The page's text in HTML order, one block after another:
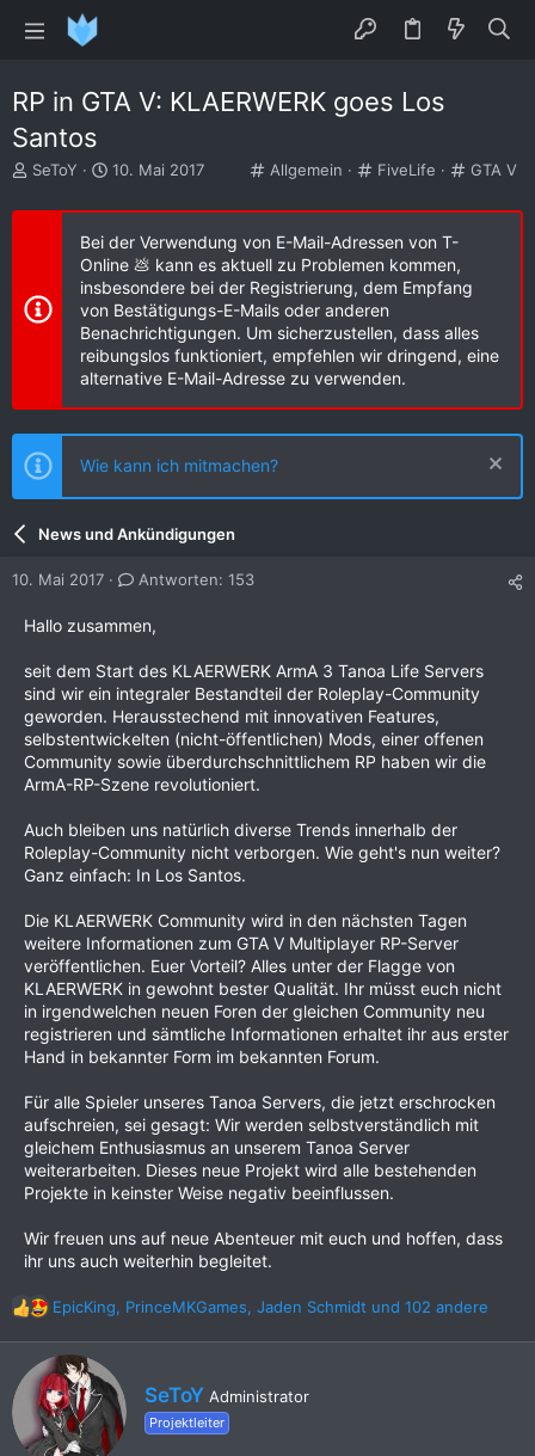
RP in GTA V: KLAERWERK goes Los
Santos
K
t
e
g
o
r
i
e
Allgemein
K
t
g
o
r
i
e
FiveLife
K
t
r
e
GTA V
E
s
l
e
SeToY
E
s
t
e
l
l
t
a
m
10. Mai 2017
Bei der Verwendung von E-Mail-Adressen von T-
Online 💩 kann es aktuell zu Problemen kommen,
insbesondere bei der Registrierung, dem Empfang
von Bestätigungs-E-Mails oder anderen
Benachrichtigungen. Um sicherzustellen, dass alles
reibungslos funktioniert, empfehlen wir dringend, eine
alternative E-Mail-Adresse zu verwenden.
Wie kann ich mitmachen?
News und Ankündigungen
10. Mai 2017 Antworten: 153
Hallo zusammen,
seit dem Start des KLAERWERK ArmA 3 Tanoa Life Servers
sind wir ein integraler Bestandteil der Roleplay-Community
geworden. Herausstechend mit innovativen Features,
selbstentwickelten (nicht-öffentlichen) Mods, einer offenen
Community sowie überdurchschnittlichem RP haben wir die
ArmA-RP-Szene revolutioniert.
Auch bleiben uns natürlich diverse Trends innerhalb der
Roleplay-Community nicht verborgen. Wie geht's nun weiter?
Ganz einfach: In Los Santos.
Die KLAERWERK Community wird in den nächsten Tagen
weitere Informationen zum GTA V Multiplayer RP-Server
veröffentlichen. Euer Vorteil? Alles unter der Flagge von
KLAERWERK in gewohnt bester Qualität. Ihr müsst euch nicht
in irgendwelchen neuen Foren der gleichen Community neu
registrieren und sämtliche Informationen erhaltet ihr aus erster
Hand in bekannter Form im bekannten Forum.
Für alle Spieler unseres Tanoa Servers, die jetzt erschrocken
aufschreien, sei gesagt: Wir werden selbstverständlich mit
gleichem Enthusiasmus an unserem Tanoa Server
weiterarbeiten. Dieses neue Projekt wird alle bestehenden
Projekte in keinster Weise negativ beeinflussen.
Wir freuen uns auf neue Abenteuer mit euch und hoffen, dass
ihr uns auch weiterhin begleitet.
R
e
t
i
o
EpicKing, PrinceMKGames, Jaden Schmidt und 102 andere
G
e
s
SeToY Administrator
Projektleiter